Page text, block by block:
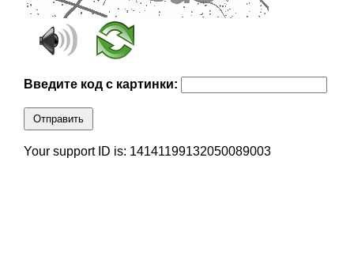
Введите код с картинки:
Отправить
Your support ID is: 14141199132050089003